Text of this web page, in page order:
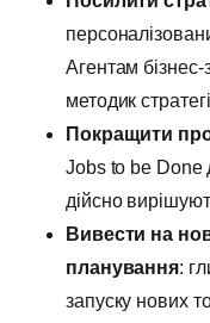
Агентам
методик
Покращити
Jobs to be Done
дійсно
Вивести на
планування:
запуску нових